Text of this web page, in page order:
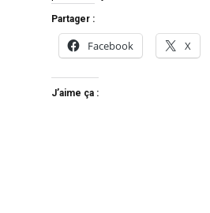
Partager :
Facebook X
J’aime ça :